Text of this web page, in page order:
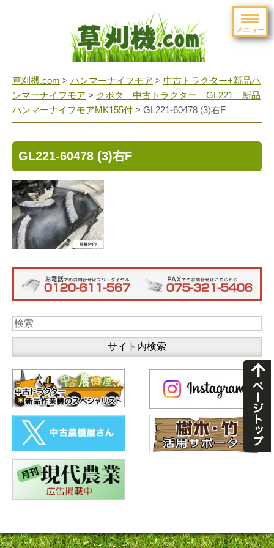
メニュー
草刈機.com > ハンマーナイフモア > 中古トラクター+新品ハ
ンマーナイフモア > クボタ 中古トラクター GL221 新品
ハンマーナイフモアMK155付 > GL221-60478 (3)右F
GL221-60478 (3)右F